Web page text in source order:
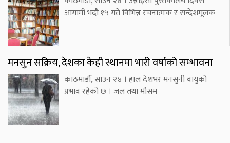
आगामी भदौ १५ गते विभिन्न रचनात्मक र सन्देशमूलक
मनसुन सक्रिय, देशका केही स्थानमा भारी वर्षाको सम्भावना
काठमाडौँ, साउन २४ । हाल देशभर मनसुनी वायुको
प्रभाव रहेको छ । जल तथा मौसम